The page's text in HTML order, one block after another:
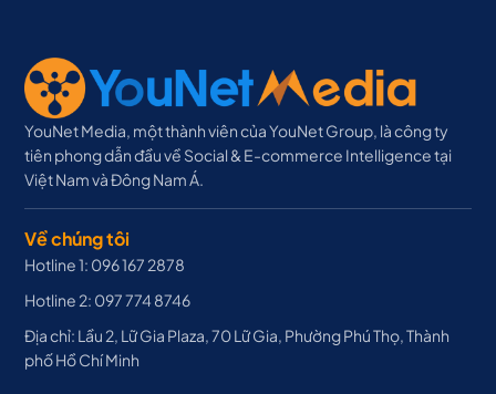
YouNet Media, một thành viên của YouNet Group, là công ty
tiên phong dẫn đầu về Social & E-commerce Intelligence tại
Việt Nam và Đông Nam Á.
Về chúng tôi
Hotline 1: 096 167 2878
Hotline 2: 097 774 8746
Địa chỉ: Lầu 2, Lữ Gia Plaza, 70 Lữ Gia, Phường Phú Thọ, Thành
phố Hồ Chí Minh